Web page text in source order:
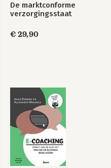
De marktconforme
verzorgingsstaat
€ 29,90